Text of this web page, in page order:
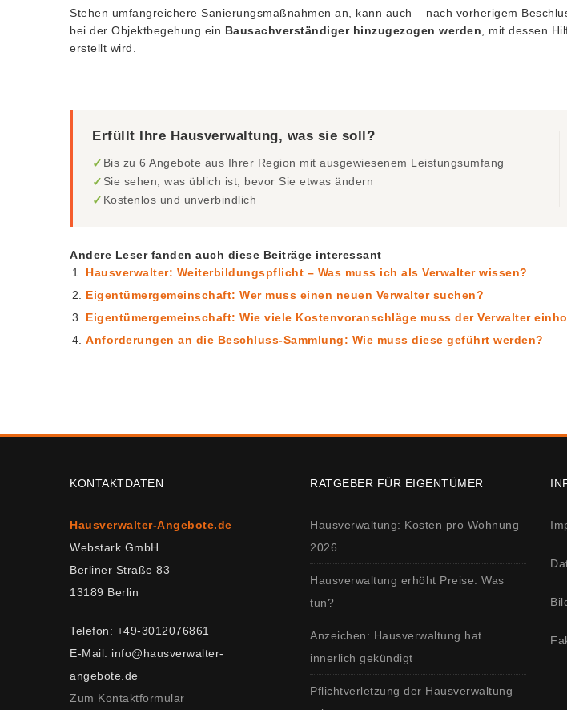
Stehen umfangreichere Sanierungsmaßnahmen an, kann auch – nach vorherigem
bei der Objektbegehung ein Bausachverständiger hinzugezogen werden , mit dessen
erstellt wird.
Erfüllt Ihre Hausverwaltung, was sie soll?
✓ Bis zu 6 Angebote aus Ihrer Region mit ausgewiesenem Leistungsumfang
✓ Sie sehen, was üblich ist, bevor Sie etwas ändern
✓ Kostenlos und unverbindlich
Andere Leser fanden auch diese Beiträge interessant
Hausverwalter: Weiterbildungspflicht – Was muss ich als Verwalter wissen?
Eigentümergemeinschaft: Wer muss einen neuen Verwalter suchen?
Eigentümergemeinschaft: Wie viele Kostenvoranschläge muss der Verwalter
Anforderungen an die Beschluss-Sammlung: Wie muss diese geführt werden?
KONTAKTDATEN
Hausverwalter-Angebote.de
Webstark GmbH
Berliner Straße 83
13189 Berlin
Telefon: +49-3012076861
E-Mail: info@hausverwalter-
angebote.de
Zum Kontaktformular
RATGEBER FÜR EIGENTÜMER
Hausverwaltung: Kosten pro Wohnung
2026
Hausverwaltung erhöht Preise: Was
tun?
Anzeichen: Hausverwaltung hat
innerlich gekündigt
Pflichtverletzung der Hausverwaltung